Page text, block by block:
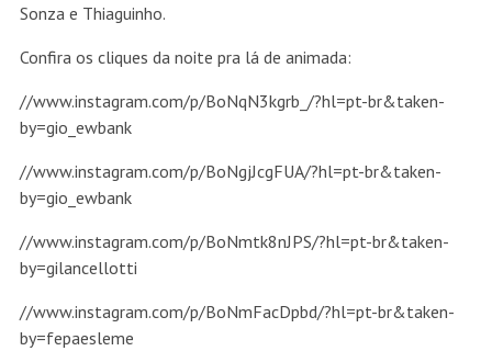
Sonza e Thiaguinho.
Confira os cliques da noite pra lá de animada:
//www.instagram.com/p/BoNqN3kgrb_/?hl=pt-br&taken-
by=gio_ewbank
//www.instagram.com/p/BoNgjJcgFUA/?hl=pt-br&taken-
by=gio_ewbank
//www.instagram.com/p/BoNmtk8nJPS/?hl=pt-br&taken-
by=gilancellotti
//www.instagram.com/p/BoNmFacDpbd/?hl=pt-br&taken-
by=fepaesleme